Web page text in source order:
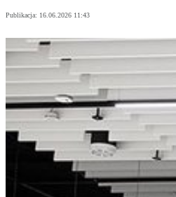
Publikacja: 16.06.2026 11:43